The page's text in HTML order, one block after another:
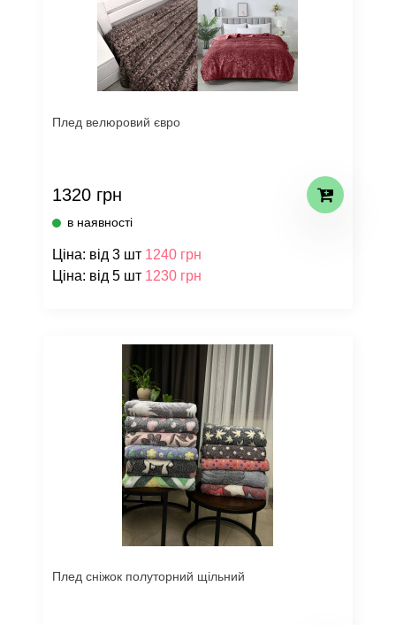
Плед велюровий євро
1320 грн
в наявності
Ціна: від 3 шт 1240 грн
Ціна: від 5 шт 1230 грн
Плед сніжок полуторний щільний